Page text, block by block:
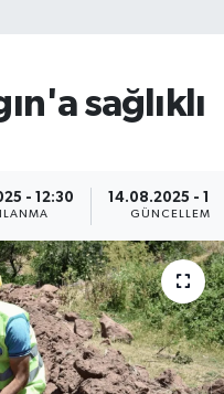
sağlıklı
- 12:30 14.08.2025 -
GÜNCELLEME